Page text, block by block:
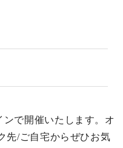
で開催いたします。オ
先/ご自宅からぜひお気